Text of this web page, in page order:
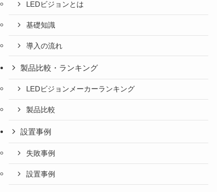
LEDビジョンとは
基礎知識
導入の流れ
製品比較・ランキング
LEDビジョンメーカーランキング
製品比較
設置事例
失敗事例
設置事例